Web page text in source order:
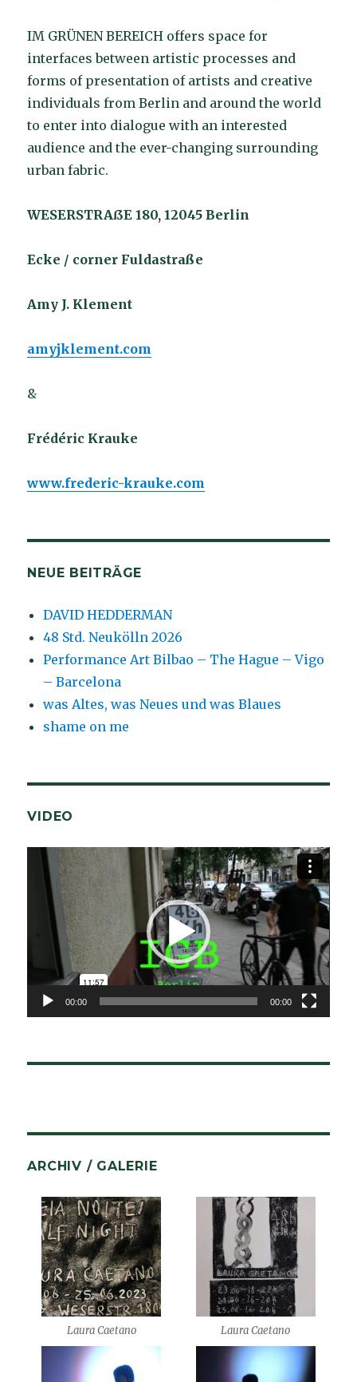
IM GRÜNEN BEREICH offers space for
interfaces between artistic processes and
forms of presentation of artists and creative
individuals from Berlin and around the world
to enter into dialogue with an interested
audience and the ever-changing surrounding
urban fabric.
WESERSTRAßE 180, 12045 Berlin
Ecke / corner Fuldastraße
Amy J. Klement
amyjklement.com
&
Frédéric Krauke
www.frederic-krauke.com
NEUE BEITRÄGE
DAVID HEDDERMAN
48 Std. Neukölln 2026
Performance Art Bilbao – The Hague – Vigo
– Barcelona
was Altes, was Neues und was Blaues
shame on me
VIDEO
Video-
Player
00:00 00:00
ARCHIV / GALERIE
Laura Caetano Laura Caetano